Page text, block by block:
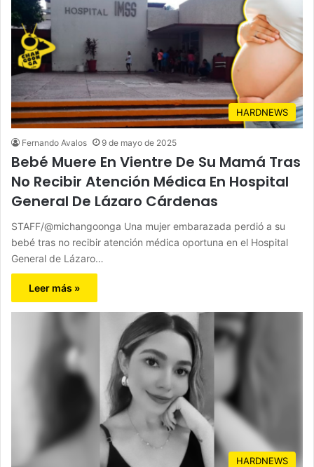
HARDNEWS
Fernando Avalos 9 de mayo de 2025
Bebé Muere En Vientre De Su Mamá Tras
No Recibir Atención Médica En Hospital
General De Lázaro Cárdenas
STAFF/@michangoonga Una mujer embarazada perdió a su
bebé tras no recibir atención médica oportuna en el Hospital
General de Lázaro…
Leer más »
HARDNEWS